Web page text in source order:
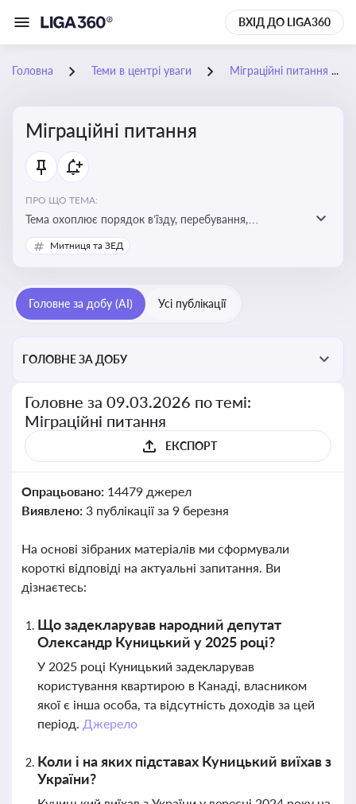
ВХІД ДО LIGA360
Головна Теми в центрі уваги Міграційні питання
Міграційні питання
ПРО ЩО ТЕМА:
Тема охоплює порядок в’їзду, перебування,
працевлаштування іноземців, а також набуття або
втрату громадянства України
Митниця та ЗЕД
Головне за добу (AI) Усі публікації
ГОЛОВНЕ ЗА ДОБУ
Головне за 09.03.2026 по темі:
Міграційні питання
ЕКСПОРТ
Опрацьовано: 14479 джерел
Виявлено: 3 публікації за 9 березня
На основі зібраних матеріалів ми сформували
короткі відповіді на актуальні запитання. Ви
дізнаєтесь:
Що задекларував народний депутат
Олександр Куницький у 2025 році?
У 2025 році Куницький задекларував
користування квартирою в Канаді, власником
якої є інша особа, та відсутність доходів за цей
період. Джерело
Коли і на яких підставах Куницький виїхав з
України?